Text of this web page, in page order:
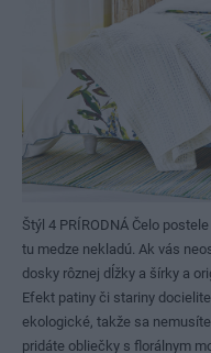
Štýl 4 PRÍRODNÁ Čelo
tu medze nekladú. Ak vás
dosky rôznej dĺžky a šírky a
Efekt patiny či stariny
ekologické, takže sa
pridáte obliečky s florálnym